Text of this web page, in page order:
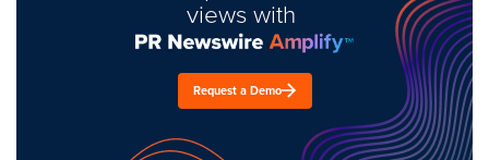
views with
Request a Demo